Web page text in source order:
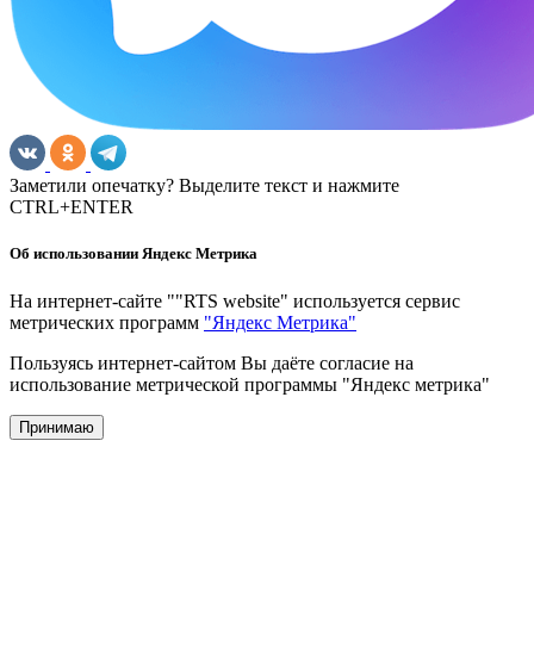
Заметили опечатку? Выделите текст и нажмите
CTRL+ENTER
Об использовании Яндекс Метрика
На интернет-сайте ""RTS website" используется сервис
метрических программ "Яндекс Метрика"
Пользуясь интернет-сайтом Вы даёте согласие на
использование метрической программы "Яндекс метрика"
Принимаю